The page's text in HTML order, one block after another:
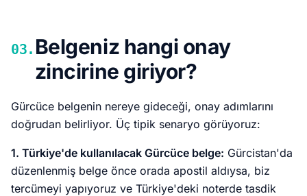
03. Belgeniz hangi onay
zincirine giriyor?
Gürcüce belgenin nereye gideceği, onay adımlarını
doğrudan belirliyor. Üç tipik senaryo görüyoruz:
1. Türkiye'de kullanılacak Gürcüce belge: Gürcistan'da
düzenlenmiş belge önce orada apostil aldıysa, biz
tercümeyi yapıyoruz ve Türkiye'deki noterde tasdik